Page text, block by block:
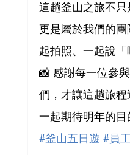
這趟釜山之旅不只
更是屬於我們的
起拍照、一起說「
📸 感謝每一位參
們，才讓這趟旅
一起期待明年的目
#釜山五日遊 #員